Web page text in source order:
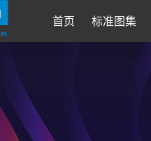
首页 标准图集